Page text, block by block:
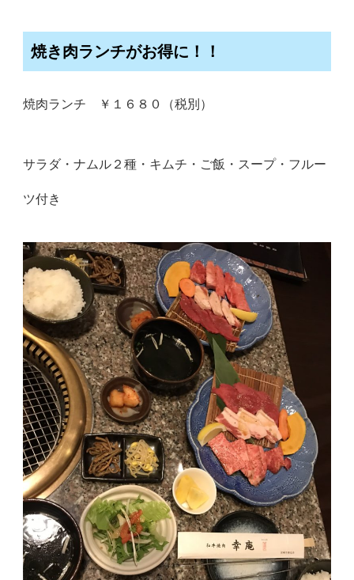
焼き肉ランチがお得に！！
焼肉ランチ ￥１６８０（税別）
サラダ・ナムル２種・キムチ・ご飯・スープ・フルー
ツ付き